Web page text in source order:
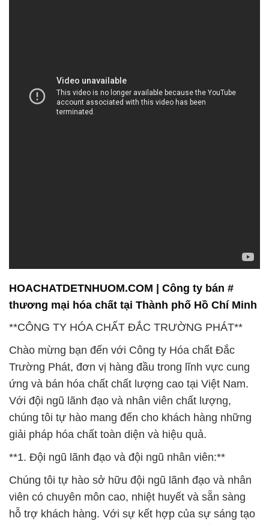
HOACHATDETNHUOM.COM | Công ty bán #
thương mại hóa chất tại Thành phố Hồ Chí Minh
**CÔNG TY HÓA CHẤT ĐẮC TRƯỜNG PHÁT**
Chào mừng bạn đến với Công ty Hóa chất Đắc
Trường Phát, đơn vị hàng đầu trong lĩnh vực cung
ứng và bán hóa chất chất lượng cao tại Việt Nam.
Với đội ngũ lãnh đạo và nhân viên chất lượng,
chúng tôi tự hào mang đến cho khách hàng những
giải pháp hóa chất toàn diện và hiệu quả.
**1. Đội ngũ lãnh đạo và đội ngũ nhân viên:**
Chúng tôi tự hào sở hữu đội ngũ lãnh đạo và nhân
viên có chuyên môn cao, nhiệt huyết và sẵn sàng
hỗ trợ khách hàng. Với sự kết hợp của sự sáng tạo